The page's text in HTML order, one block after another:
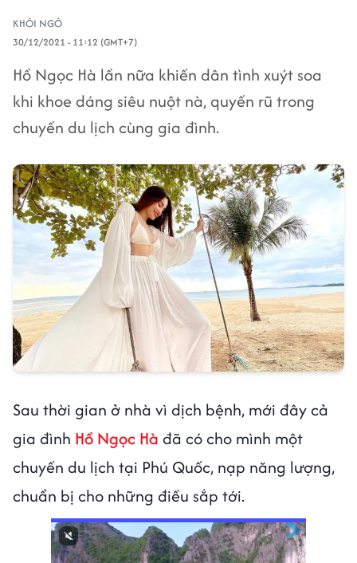
KHÔI NGÔ
30/12/2021 - 11:12 (GMT+7)
Hồ Ngọc Hà lần nữa khiến dân tình xuýt soa
khi khoe dáng siêu nuột nà, quyến rũ trong
chuyến du lịch cùng gia đình.
Sau thời gian ở nhà vì dịch bệnh, mới đây cả
gia đình Hồ Ngọc Hà đã có cho mình một
chuyến du lịch tại Phú Quốc, nạp năng lượng,
chuẩn bị cho những điều sắp tới.